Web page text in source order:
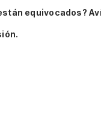
equivocados?